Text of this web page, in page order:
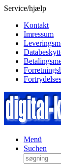
Service/hjælp
Kontakt
Imressum
Menü
Suchen